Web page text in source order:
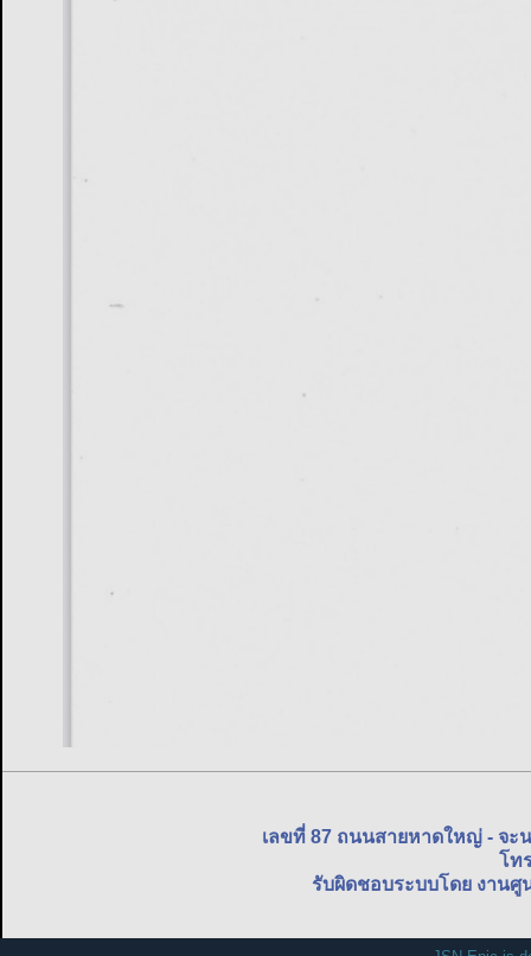
เลขที่ 87 ถนนสายหาดใหญ่ - จ
โท
รับผิดชอบระบบโดย งาน